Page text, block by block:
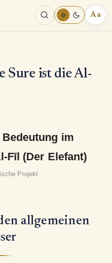
Aa
Sure ist die Al-
im
Fīl (Der Elefant)
Projekt
allgemeinen